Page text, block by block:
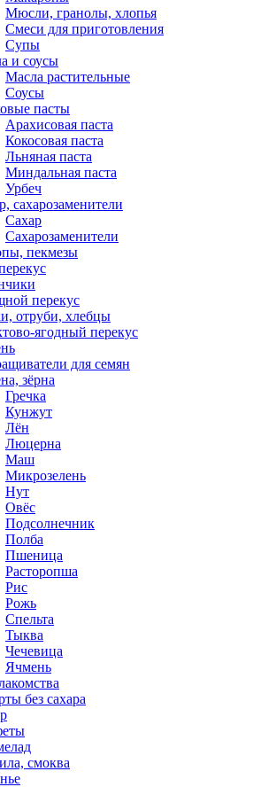
Мюсли, гранолы, хлопья
Смеси для приготовления
Супы
и соусы
Масла растительные
Соусы
пасты
Арахисовая паста
Кокосовая паста
Льняная паста
Миндальная паста
Урбеч
сахарозаменители
Сахар
Сахарозаменители
пекмезы
перекус
отруби, хлебцы
ягодный перекус
для семян
зёрна
Гречка
Кунжут
Лён
Люцерна
Маш
Микрозелень
Нут
Овёс
Подсолнечник
Полба
Пшеница
Расторопша
Рис
Рожь
Спельта
Тыква
Чечевица
Ячмень
без сахара
смоква